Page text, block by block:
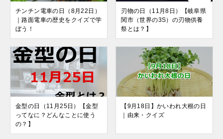
チンチン電車の日（8月22日）
｜路面電車の歴史をクイズで学
ぼう！
刃物の日（11月8日）【岐阜県
関市（世界の3S）の刃物供養
祭とは？】
金型の日（11月25日）【金型
ってなに？どんなことに使う
の？】
【9月18日】かいわれ大根の日
｜由来・クイズ